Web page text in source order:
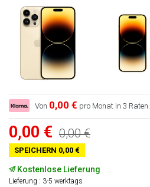
Von 0,00 € pro Monat in 3 Raten.
0,00 € 0,00 €
SPEICHERN 0,00 €
Kostenlose Lieferung
Lieferung : 3-5 werktags